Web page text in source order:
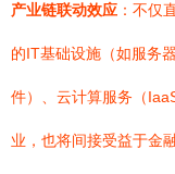
产业链联动效应 ：不仅
的IT基础设施（如服务
件）、云计算服务（
业，也将间接受益于金